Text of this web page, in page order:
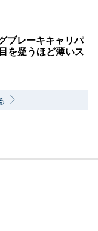
ブレーキキャリパ
を疑うほど薄いス